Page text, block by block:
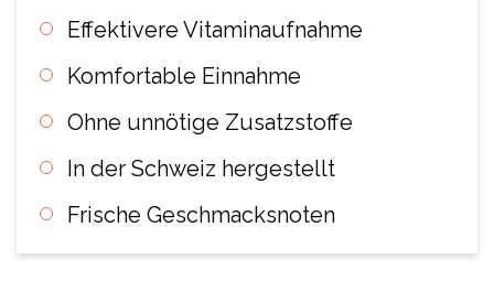
Effektivere Vitaminaufnahme
Komfortable Einnahme
Ohne unnötige Zusatzstoffe
In der Schweiz hergestellt
Frische Geschmacksnoten